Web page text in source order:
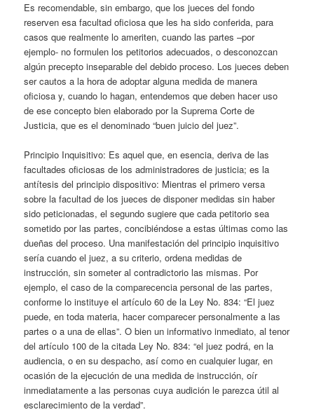
Es recomendable, sin embargo, que los jueces del fondo
reserven esa facultad oficiosa que les ha sido conferida, para
casos que realmente lo ameriten, cuando las partes –por
ejemplo- no formulen los petitorios adecuados, o desconozcan
algún precepto inseparable del debido proceso. Los jueces deben
ser cautos a la hora de adoptar alguna medida de manera
oficiosa y, cuando lo hagan, entendemos que deben hacer uso
de ese concepto bien elaborado por la Suprema Corte de
Justicia, que es el denominado “buen juicio del juez”.
Principio Inquisitivo: Es aquel que, en esencia, deriva de las
facultades oficiosas de los administradores de justicia; es la
antítesis del principio dispositivo: Mientras el primero versa
sobre la facultad de los jueces de disponer medidas sin haber
sido peticionadas, el segundo sugiere que cada petitorio sea
sometido por las partes, concibiéndose a estas últimas como las
dueñas del proceso. Una manifestación del principio inquisitivo
sería cuando el juez, a su criterio, ordena medidas de
instrucción, sin someter al contradictorio las mismas. Por
ejemplo, el caso de la comparecencia personal de las partes,
conforme lo instituye el artículo 60 de la Ley No. 834: “El juez
puede, en toda materia, hacer comparecer personalmente a las
partes o a una de ellas”. O bien un informativo inmediato, al tenor
del artículo 100 de la citada Ley No. 834: “el juez podrá, en la
audiencia, o en su despacho, así como en cualquier lugar, en
ocasión de la ejecución de una medida de instrucción, oír
inmediatamente a las personas cuya audición le parezca útil al
esclarecimiento de la verdad”.